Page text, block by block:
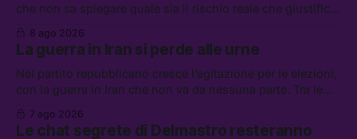
che non sa spiegare quale sia il rischio reale che giustifica
di difesa tra Arabia Saudita, Pakistan e Turchia, la crisi del
carburante irregolare, e un altro caso di IA ribelle
8 ago 2026
La guerra in Iran si perde alle urne
Nel partito repubblicano cresce l’agitazione per le elezioni,
con la guerra in Iran che non va da nessuna parte. Tra le
lavoro, Schlein prova a mettere in sicurezza la coalizione, e
7 ago 2026
Le chat segrete di Delmastro resteranno